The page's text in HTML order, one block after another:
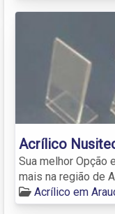
Acrílico
Sua melhor Opção
mais na região de
Acrílico em